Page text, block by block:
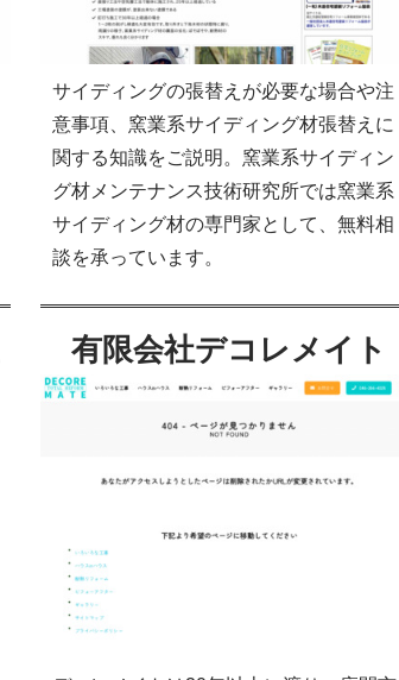
サイディングの張替えが必要な場合や注
意事項、窯業系サイディング材張替えに
関する知識をご説明。窯業系サイディン
グ材メンテナンス技術研究所では窯業系
サイディング材の専門家として、無料相
談を承っています。
有限会社デコレメイト